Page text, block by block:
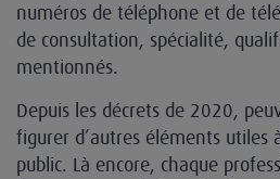
numéros de téléphone et de
de consultation, spécialité,
mentionnés.
Depuis les décrets de 2020,
figurer d’autres éléments utiles
public. Là encore, chaque